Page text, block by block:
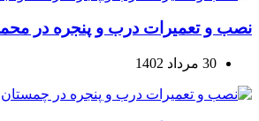
نصب و تعمیرات درب و پنجره در
30 مرداد 1402